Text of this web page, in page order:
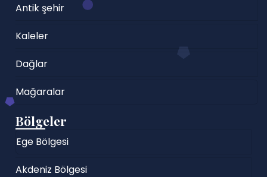
Antik şehir
Kaleler
Dağlar
Mağaralar
Bölgeler
Ege Bölgesi
Akdeniz Bölgesi